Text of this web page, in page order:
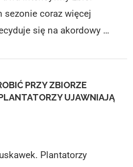
sezonie coraz więcej
się na akordowy …
PRZY ZBIORZE
UJAWNIAJĄ
Plantatorzy